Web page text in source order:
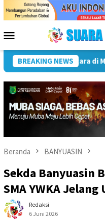
Menu
Mobile
BREAKING NEWS
Infrastruktur
Beranda BANYUASIN
Sekda Banyuasin
SMA YWKA
Redaksi
6 Juni 2026